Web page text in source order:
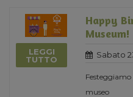
LEGGI
TUTTO
Happy
Museum!
Sabato
Festeggiamo
museo